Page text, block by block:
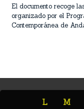
El documento recoge
organizado por el
Contemporánea de
L M